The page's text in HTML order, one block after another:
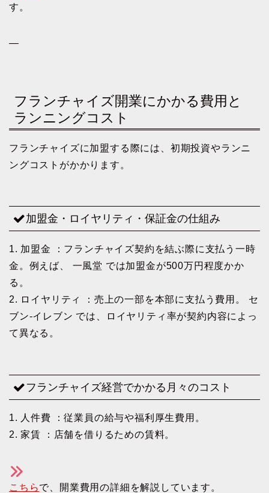
す。
—
フランチャイズ開業にかかる費用と
ランニングコスト
フランチャイズに加盟する際には、初期投資やランニ
ングコストがかかります。
加盟金・ロイヤリティ・保証金の仕組み
1. 加盟金 ：フランチャイズ契約を結ぶ際に支払う一時
金。例えば、 一風堂 では加盟金が500万円程度かか
る。
2. ロイヤリティ ：売上の一部を本部に支払う費用。 セ
ブン-イレブン では、ロイヤリティ率が契約内容によっ
て異なる。
フランチャイズ経営でかかる月々のコスト
1. 人件費 ：従業員の給与や福利厚生費用。
2. 家賃 ：店舗を借りるための賃料。
こちらで、開業費用の詳細を解説しています。